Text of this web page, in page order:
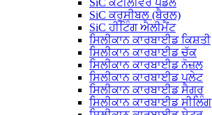
SiC ਕੈਂਟੀਲੀਵਰ ਪੈਡਲ
SiC ਕਰੂਸੀਬਲ (ਬੈਰਲ)
SiC ਹੀਟਿੰਗ ਐਲੀਮੈਂਟ
ਸਿਲੀਕਾਨ ਕਾਰਬਾਈਡ ਕਿਸ਼ਤੀ
ਸਿਲੀਕਾਨ ਕਾਰਬਾਈਡ ਚੱਕ
ਸਿਲੀਕਾਨ ਕਾਰਬਾਈਡ ਨੋਜ਼ਲ
ਸਿਲੀਕਾਨ ਕਾਰਬਾਈਡ ਪਲੇਟ
ਸਿਲੀਕਾਨ ਕਾਰਬਾਈਡ ਸੈਗਰ
ਸਿਲੀਕਾਨ ਕਾਰਬਾਈਡ ਸੀਲਿੰਗ